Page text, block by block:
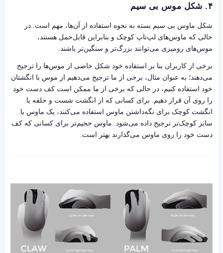
۴. شکل موس بی سیم
شکل ماوس بی سیم بسته به نحوه استفاده از آن‌ها، مهم است. در
حالی که ماوس‌های لپ‌تاپ کوچک و بنابراین قابل‌حمل هستند،
موس‌های رومیزی می‌توانند بزرگ‌تر و سنگین‌تر باشند.
برخی از کاربران بنا بر استفاده خود شکل خاصی از موس‌ها را ترجیح
می‌دهند؛ به عنوان مثال، برخی از ما ترجیح می‌دهیم از موس با انگشتان
خود استفاده کنیم، در حالی که برخی از ما ممکن است کف دست خود
را روی آن قرار دهیم. برای کسانی که از انگشت شست و حلقه یا
انگشت کوچک برای نگه‌داشتن ماوس استفاده می‌کنند، یک ماوس با
سایز کوچک‌تر ترجیح داده می‌شود. ماوس حجیم‌تر برای کسانی که کف
دست خود را روی ماوس می‌گذارند بهتر است.